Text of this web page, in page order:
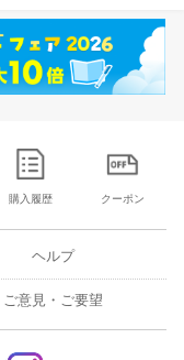
購入履歴 クーポン
ヘルプ
ご意見・ご要望